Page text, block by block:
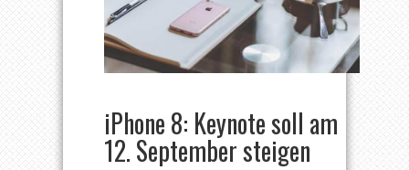
iPhone 8: Keynote soll am
12. September steigen